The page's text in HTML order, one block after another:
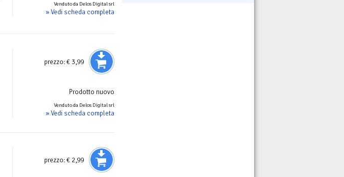
Venduto da Delos Digital srl
» Vedi scheda completa
prezzo:€ 3,99
Prodotto nuovo
Venduto da Delos Digital srl
» Vedi scheda completa
prezzo:€ 2,99